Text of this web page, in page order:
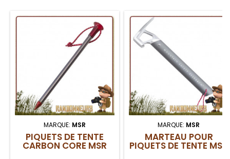
MARQUE: MSR
PIQUETS DE TENTE
CARBON CORE MSR
MARQUE: MSR
MARTEAU POUR
PIQUETS DE TENTE MSR